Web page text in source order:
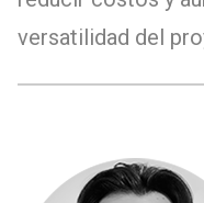
versatilidad del